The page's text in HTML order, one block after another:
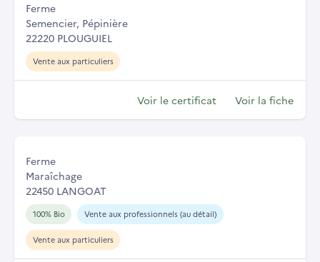
Ferme
Semencier, Pépinière
22220 PLOUGUIEL
Vente aux particuliers
Voir le certificat Voir la fiche
Ferme
Maraîchage
22450 LANGOAT
100% Bio Vente aux professionnels (au détail)
Vente aux particuliers